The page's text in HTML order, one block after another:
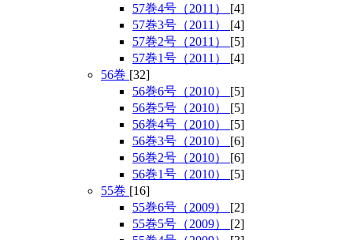
57巻4号（2011） [4]
57巻3号（2011） [4]
57巻2号（2011） [5]
57巻1号（2011） [4]
56巻 [32]
56巻6号（2010） [5]
56巻5号（2010） [5]
56巻4号（2010） [5]
56巻3号（2010） [6]
56巻2号（2010） [6]
56巻1号（2010） [5]
55巻 [16]
55巻6号（2009） [2]
55巻5号（2009） [2]